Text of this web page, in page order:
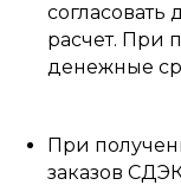
согласовать
расчет. При
денежные
При
заказов